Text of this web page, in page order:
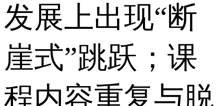
发展上出现“断
崖式”跳跃；课
程内容重复与脱